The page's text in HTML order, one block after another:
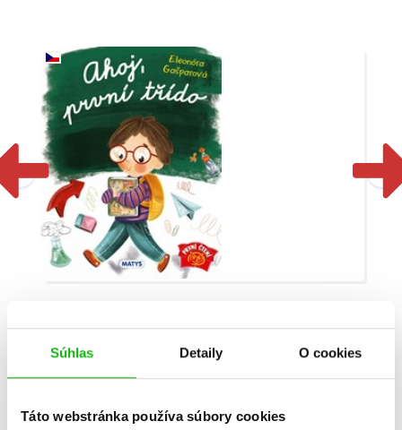
Súhlas Detaily O cookies
Táto webstránka používa súbory cookies